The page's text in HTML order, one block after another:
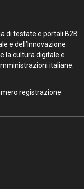
di testate e portali B2B
e dell’Innovazione
la cultura digitale e
italiane.
registrazione